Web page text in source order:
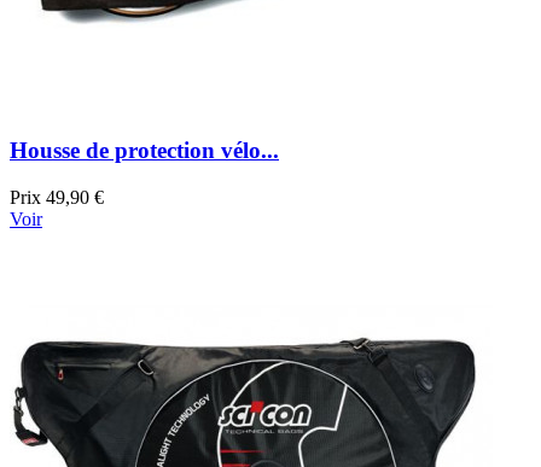
Housse de protection vélo...
Prix 49,90 €
Voir